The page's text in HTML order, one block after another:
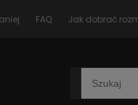
FAQ Jak dobrać